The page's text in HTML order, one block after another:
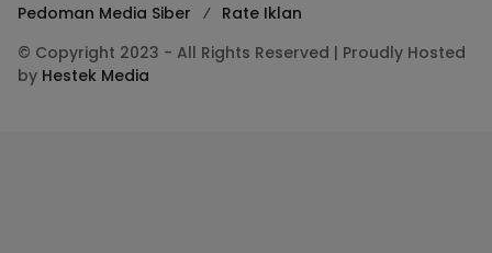
Pedoman Media Siber
Rate Iklan
© Copyright 2023 - All Rights Reserved | Proudly Hosted
by Hestek Media